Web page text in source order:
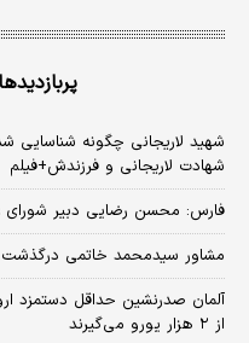
شهید لاریجانی چگونه شناسایی
شهادت لاریجانی و فرزندش+فیلم
فارس: محسن رضایی دبیر شورای
مشاور سیدمحمد خاتمی درگذشت
آلمان صدرنشین حداقل دستمزد
از ۲ هزار یورو می‌گیرند